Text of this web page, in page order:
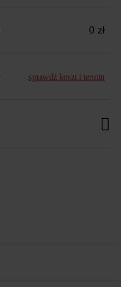
0 zł
sprawdź koszt i termin